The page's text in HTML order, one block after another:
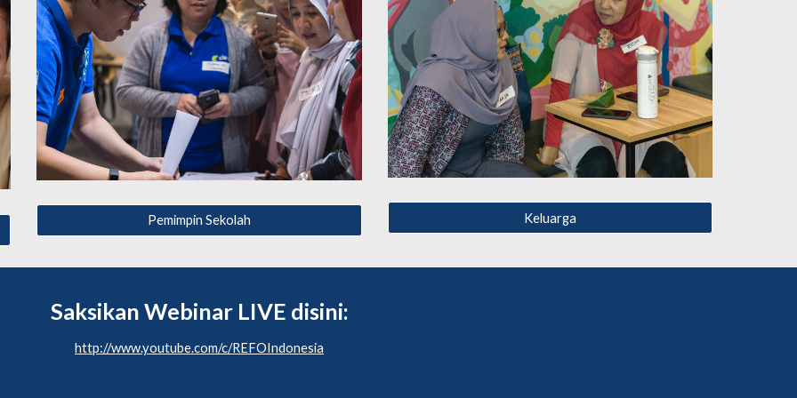
Pemimpin Sekolah Keluarga
Saksikan Webinar LIVE disini:
http://www.youtube.com/c/REFOIndonesia